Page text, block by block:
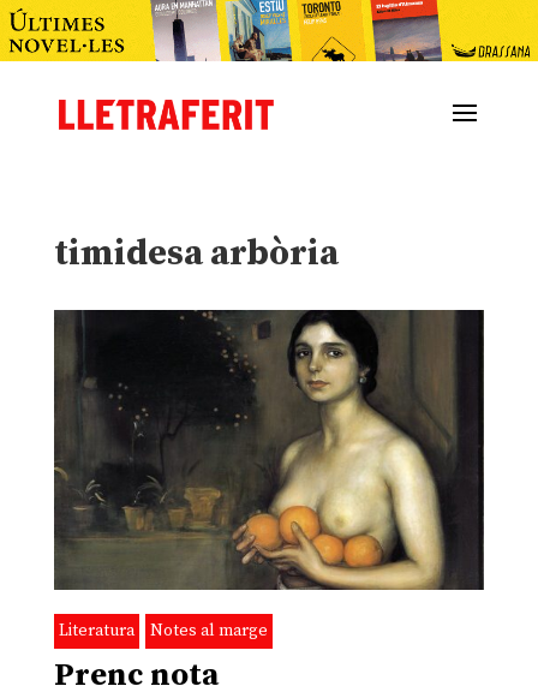
timidesa arbòria
Literatura Notes al marge
Prenc nota